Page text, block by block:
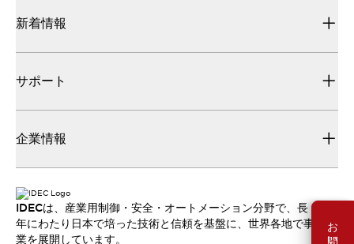
新着情報
サポート
企業情報
IDECは、産業用制御・安全・オートメーション分野で、長
年にわたり日本で培った技術と信頼を基盤に、世界各地で事
業を展開しています。